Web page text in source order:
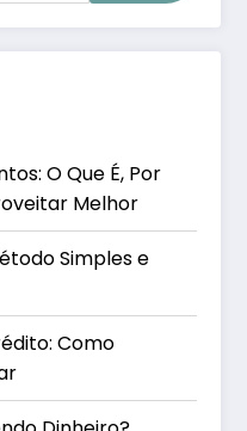
O Que É, Por
Melhor
Simples e
Como